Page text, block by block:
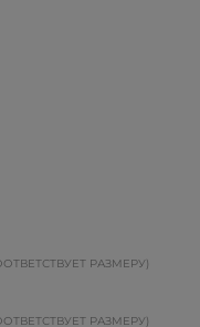
РАЗМЕРУ)
РАЗМЕРУ)